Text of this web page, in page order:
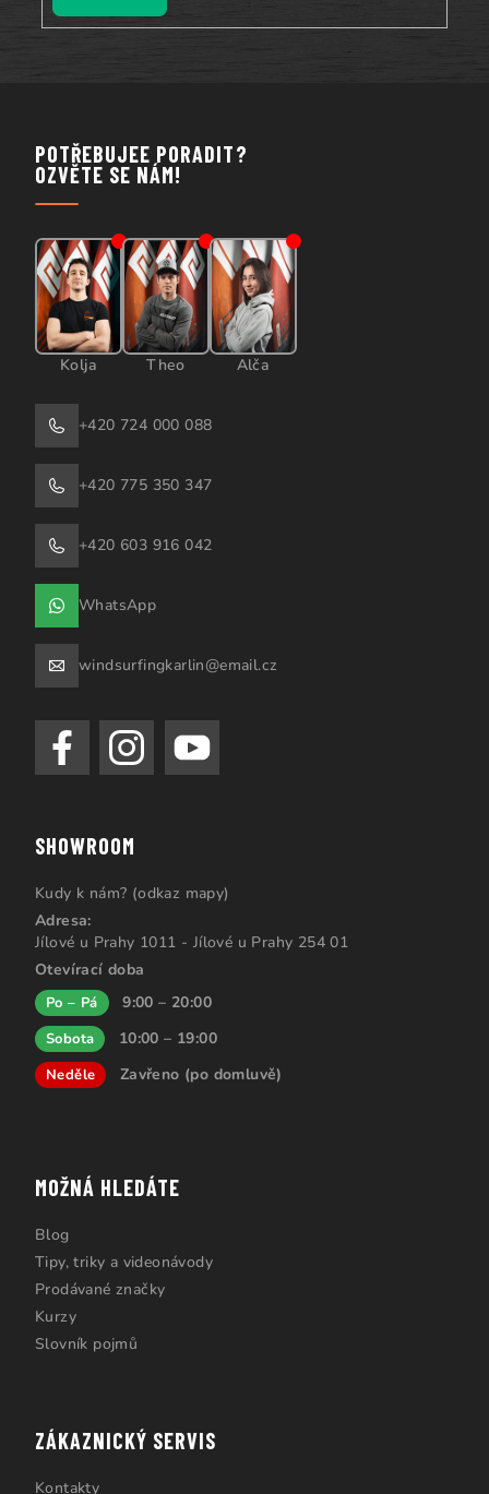
POTŘEBUJEE PORADIT?
OZVĚTE SE NÁM!
Kolja Theo Alča
+420 724 000 088
+420 775 350 347
+420 603 916 042
WhatsApp
windsurfingkarlin@email.cz
SHOWROOM
Kudy k nám? (odkaz mapy)
Adresa:
Jílové u Prahy 1011 - Jílové u Prahy 254 01
Otevírací doba
Po – Pá 9:00 – 20:00
Sobota 10:00 – 19:00
Neděle Zavřeno (po domluvě)
MOŽNÁ HLEDÁTE
Blog
Tipy, triky a videonávody
Prodávané značky
Kurzy
Slovník pojmů
ZÁKAZNICKÝ SERVIS
Kontakty